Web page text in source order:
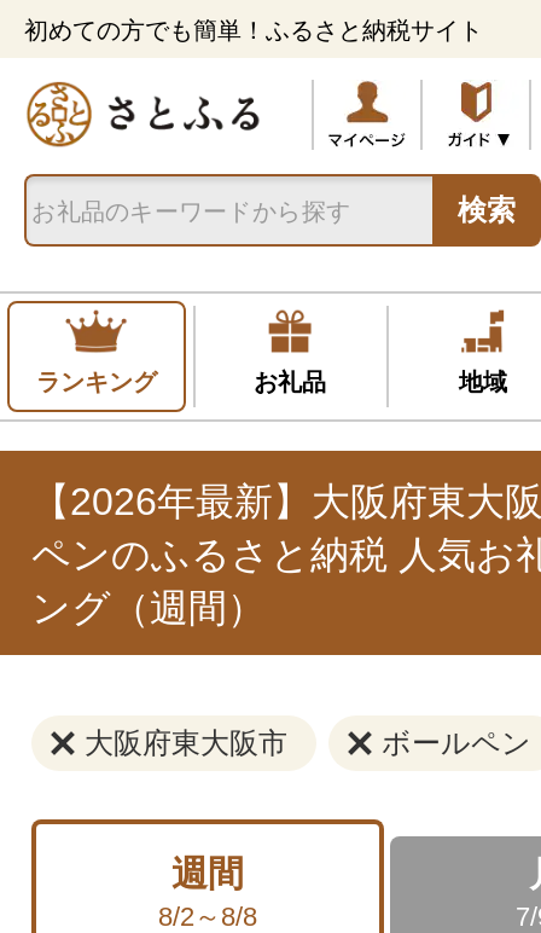
初めての方でも簡単！ふるさと納税サイト
検索
ランキング お礼品 地域
【2026年最新】大阪府東大
ペンのふるさと納税 人気お
ング（週間）
大阪府東大阪市 ボールペン
週間
8/2～8/8